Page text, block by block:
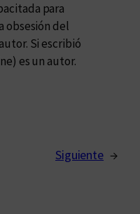
para
obsesión del
Si escribió
es un autor.
Siguiente →